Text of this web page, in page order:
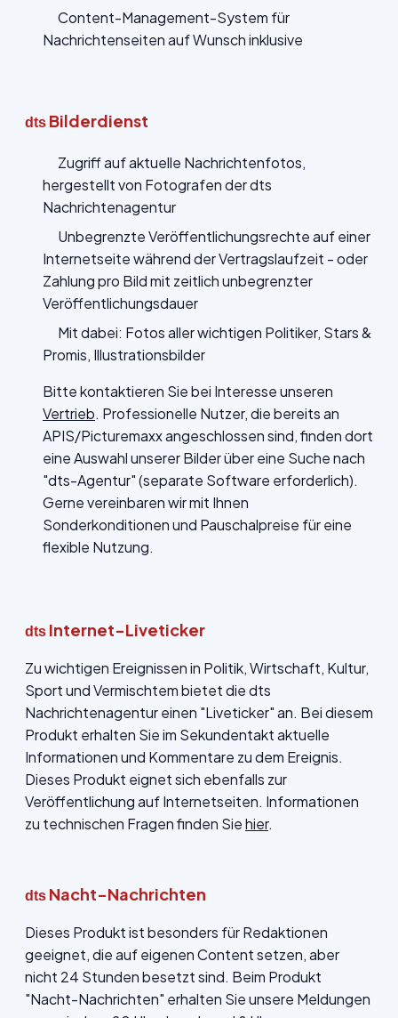
Content-Management-System für
Nachrichtenseiten auf Wunsch inklusive
dts Bilderdienst
Zugriff auf aktuelle Nachrichtenfotos,
hergestellt von Fotografen der dts
Nachrichtenagentur
Unbegrenzte Veröffentlichungsrechte auf einer
Internetseite während der Vertragslaufzeit - oder
Zahlung pro Bild mit zeitlich unbegrenzter
Veröffentlichungsdauer
Mit dabei: Fotos aller wichtigen Politiker, Stars &
Promis, Illustrationsbilder
Bitte kontaktieren Sie bei Interesse unseren
Vertrieb. Professionelle Nutzer, die bereits an
APIS/Picturemaxx angeschlossen sind, finden dort
eine Auswahl unserer Bilder über eine Suche nach
"dts-Agentur" (separate Software erforderlich).
Gerne vereinbaren wir mit Ihnen
Sonderkonditionen und Pauschalpreise für eine
flexible Nutzung.
dts Internet-Liveticker
Zu wichtigen Ereignissen in Politik, Wirtschaft, Kultur,
Sport und Vermischtem bietet die dts
Nachrichtenagentur einen "Liveticker" an. Bei diesem
Produkt erhalten Sie im Sekundentakt aktuelle
Informationen und Kommentare zu dem Ereignis.
Dieses Produkt eignet sich ebenfalls zur
Veröffentlichung auf Internetseiten. Informationen
zu technischen Fragen finden Siehier.
dts Nacht-Nachrichten
Dieses Produkt ist besonders für Redaktionen
geeignet, die auf eigenen Content setzen, aber
nicht 24 Stunden besetzt sind. Beim Produkt
"Nacht-Nachrichten" erhalten Sie unsere Meldungen